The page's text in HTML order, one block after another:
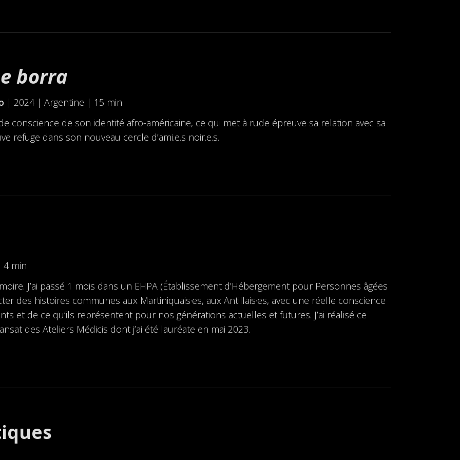
borra
| 2024 | Argentine | 15 min
conscience de son identité afro-américaine, ce qui met à rude épreuve sa relation avec sa
refuge dans son nouveau cercle d’ami.e.s noir.e.s.
min
J’ai passé 1 mois dans un EHPA (Établissement d’Hébergement pour Personnes âgées
des histoires communes aux Martiniquais·es, aux Antillais·es, avec une réelle conscience
et de ce qu’ils représentent pour nos générations actuelles et futures. J’ai réalisé ce
des Ateliers Médicis dont j’ai été lauréate en mai 2023.